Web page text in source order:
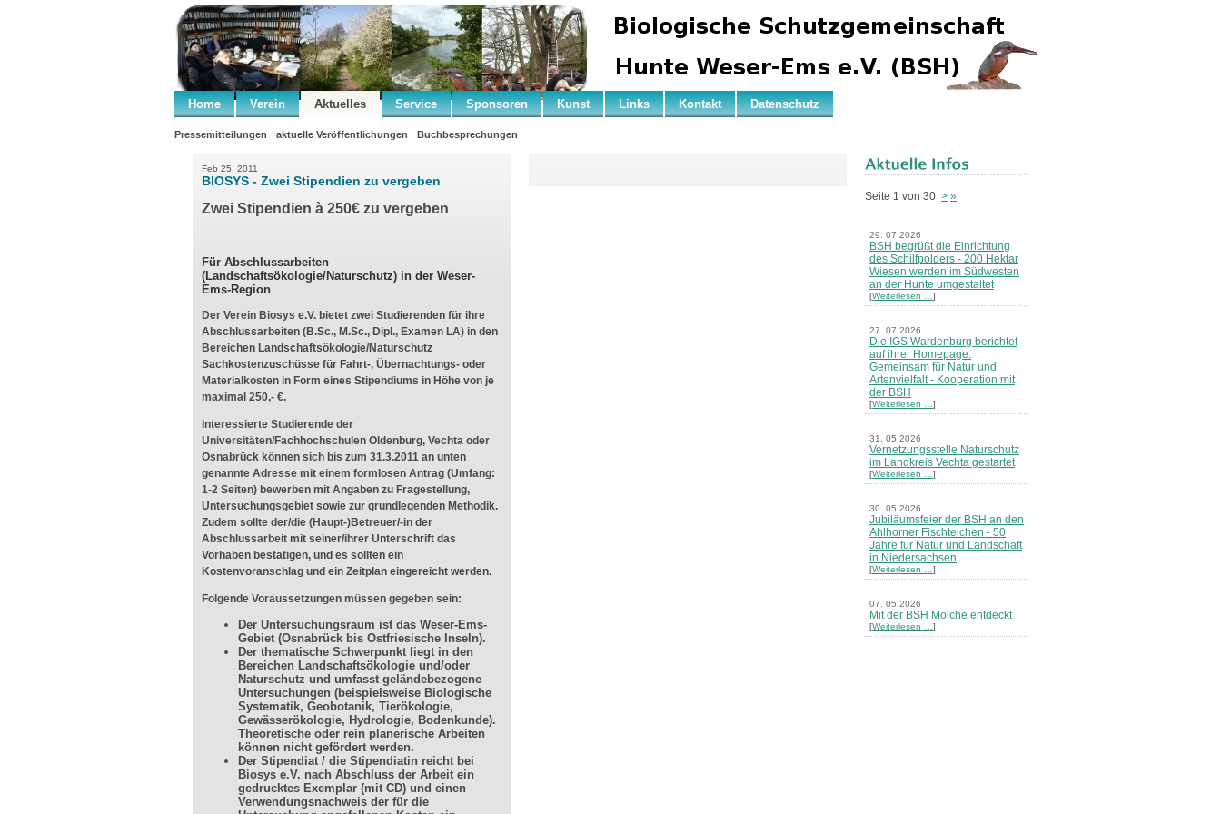
Home Verein Aktuelles Service Sponsoren Kunst Links Kontakt Datenschutz
Pressemitteilungen aktuelle Veröffentlichungen Buchbesprechungen
Feb 25, 2011
BIOSYS - Zwei Stipendien zu vergeben
Zwei Stipendien à 250€ zu vergeben
Für Abschlussarbeiten
(Landschaftsökologie/Naturschutz) in der Weser-
Ems-Region
Der Verein Biosys e.V. bietet zwei Studierenden für ihre
Abschlussarbeiten (B.Sc., M.Sc., Dipl., Examen LA) in den
Bereichen Landschaftsökologie/Naturschutz
Sachkostenzuschüsse für Fahrt-, Übernachtungs- oder
Materialkosten in Form eines Stipendiums in Höhe von je
maximal 250,- €.
Interessierte Studierende der
Universitäten/Fachhochschulen Oldenburg, Vechta oder
Osnabrück können sich bis zum 31.3.2011 an unten
genannte Adresse mit einem formlosen Antrag (Umfang:
1-2 Seiten) bewerben mit Angaben zu Fragestellung,
Untersuchungsgebiet sowie zur grundlegenden Methodik.
Zudem sollte der/die (Haupt-)Betreuer/-in der
Abschlussarbeit mit seiner/ihrer Unterschrift das
Vorhaben bestätigen, und es sollten ein
Kostenvoranschlag und ein Zeitplan eingereicht werden.
Folgende Voraussetzungen müssen gegeben sein:
Der Untersuchungsraum ist das Weser-Ems-
Gebiet (Osnabrück bis Ostfriesische Inseln).
Der thematische Schwerpunkt liegt in den
Bereichen Landschaftsökologie und/oder
Naturschutz und umfasst geländebezogene
Untersuchungen (beispielsweise Biologische
Systematik, Geobotanik, Tierökologie,
Gewässerökologie, Hydrologie, Bodenkunde).
Theoretische oder rein planerische Arbeiten
können nicht gefördert werden.
Der Stipendiat / die Stipendiatin reicht bei
Biosys e.V. nach Abschluss der Arbeit ein
gedrucktes Exemplar (mit CD) und einen
Verwendungsnachweis der für die
Seite 1 von 30 > »
29. 07 2026
BSH begrüßt die Einrichtung
des Schilfpolders - 200 Hektar
Wiesen werden im Südwesten
an der Hunte umgestaltet
[Weiterlesen … ]
27. 07 2026
Die IGS Wardenburg berichtet
auf ihrer Homepage:
Gemeinsam für Natur und
Artenvielfalt - Kooperation mit
der BSH
[Weiterlesen … ]
31. 05 2026
Vernetzungsstelle Naturschutz
im Landkreis Vechta gestartet
[Weiterlesen … ]
30. 05 2026
Jubiläumsfeier der BSH an den
Ahlhorner Fischteichen - 50
Jahre für Natur und Landschaft
in Niedersachsen
[Weiterlesen … ]
07. 05 2026
Mit der BSH Molche entdeckt
[Weiterlesen … ]